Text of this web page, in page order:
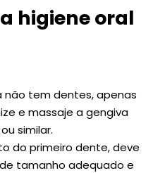
higiene oral
não tem dentes, apenas
e massaje a gengiva
similar.
do primeiro dente, deve
tamanho adequado e